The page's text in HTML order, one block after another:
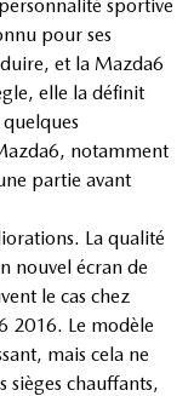
sportive
pour ses
et la Mazda6
elle la définit
notamment
partie avant
La qualité
nouvel écran de
le cas chez
2016. Le modèle
mais cela ne
sièges chauffants,